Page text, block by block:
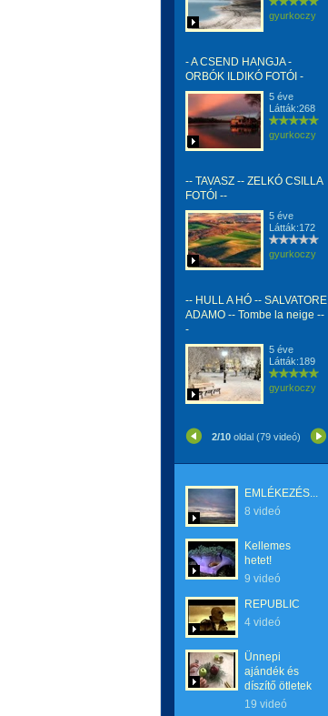
gyurkoczy
- A CSEND HANGJA -
ORBÓK ILDIKÓ FOTÓI -
5 éve
Látták:268
gyurkoczy
-- TAVASZ -- ZELKÓ CSILLA
FOTÓI --
5 éve
Látták:172
gyurkoczy
-- HULL A HÓ -- SALVATORE
ADAMO -- Tombe la neige --
-
5 éve
Látták:189
gyurkoczy
2/10 oldal (79 videó)
EMLÉKEZÉS...
8 videó
Kellemes
hetet!
9 videó
REPUBLIC
4 videó
Ünnepi
ajándék és
díszítő ötletek
19 videó